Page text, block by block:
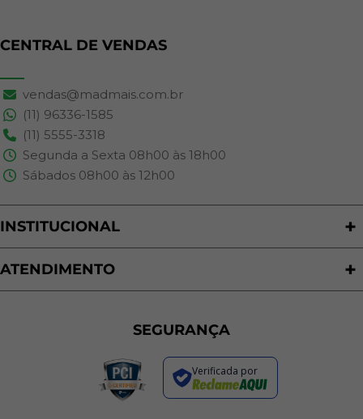
CENTRAL DE VENDAS
vendas@madmais.com.br
(11) 96336-1585
(11) 5555-3318
Segunda a Sexta 08h00 às 18h00
Sábados 08h00 às 12h00
INSTITUCIONAL
Quem Somos
Nossas Lojas
ATENDIMENTO
Política de Privacidade
Trocas e Devoluções
Regras de Promoções
Termos de Uso
SEGURANÇA
Verificada por